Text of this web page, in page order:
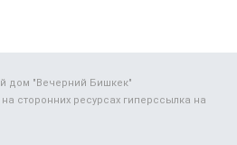
дом "Вечерний Бишкек"
сторонних ресурсах гиперссылка на